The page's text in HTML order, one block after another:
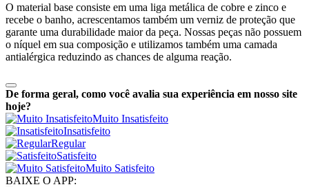
O material base consiste em uma liga metálica de cobre e zinco e
recebe o banho, acrescentamos também um verniz de proteção que
garante uma durabilidade maior da peça. Nossas peças não possuem
o níquel em sua composição e utilizamos também uma camada
antialérgica reduzindo as chances de alguma reação.
De forma geral, como você avalia sua experiência em nosso site
hoje?
Muito Insatisfeito
Insatisfeito
Regular
Satisfeito
Muito Satisfeito
BAIXE O APP: